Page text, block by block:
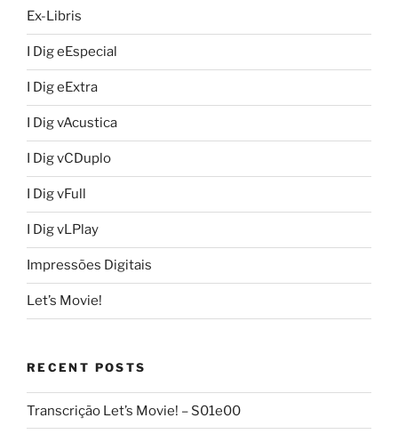
Ex-Libris
I Dig eEspecial
I Dig eExtra
I Dig vAcustica
I Dig vCDuplo
I Dig vFull
I Dig vLPlay
Impressões Digitais
Let’s Movie!
RECENT POSTS
Transcrição Let’s Movie! – S01e00